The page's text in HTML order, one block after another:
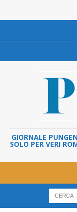
GIORNALE
SOLO PER VERI